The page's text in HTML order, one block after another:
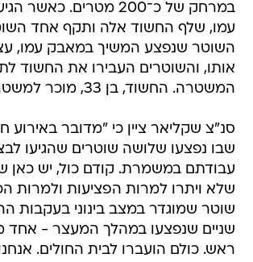
במרחק של כ־200 מטרים.
עמו, שלף החשוד אלה ותקף אחד
השוטר שנפצע המשיך במאבק עמו,
אותו, והשוטרים העבירו את החשוד
המשטרה. החשוד, בן 33, מוכר למשטרה".
סנ"צ שקליאר ציין כי "מדובר באירוע
שבו נפצעו שלושה שוטרים שהגיעו
עבודתם במשמרת. קודם כול, יש כאן
שלא ויתרו למרות הפציעות ולמרות
שוטר שמוגדר במצב בינוני בעקבות
שניים שנפצעו במהלך המעצר - אחד
ראש. כולם הועברו לבית החולים.